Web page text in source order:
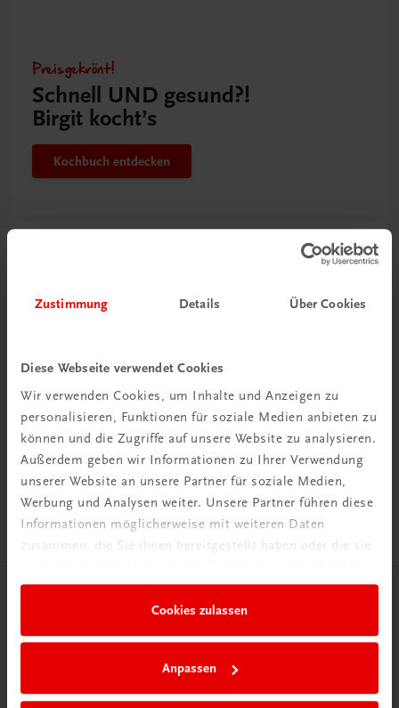
Zustimmung Details Über Cookies
Diese Webseite verwendet Cookies
Wir verwenden Cookies, um Inhalte und Anzeigen zu
personalisieren, Funktionen für soziale Medien anbieten zu
können und die Zugriffe auf unsere Website zu analysieren.
Außerdem geben wir Informationen zu Ihrer Verwendung
unserer Website an unsere Partner für soziale Medien,
Werbung und Analysen weiter. Unsere Partner führen diese
Informationen möglicherweise mit weiteren Daten
zusammen, die Sie ihnen bereitgestellt haben oder die sie
Cookies zulassen
Anpassen
Preisgekrönt!
Schnell UND gesund?!
Birgit kocht’s
Kochbuch entdecken
Rabattcode erhalten
Newsletter abonnieren
& Versandkosten sparen
Jetzt anmelden
Herzlich willkommen bei TRAUNER!